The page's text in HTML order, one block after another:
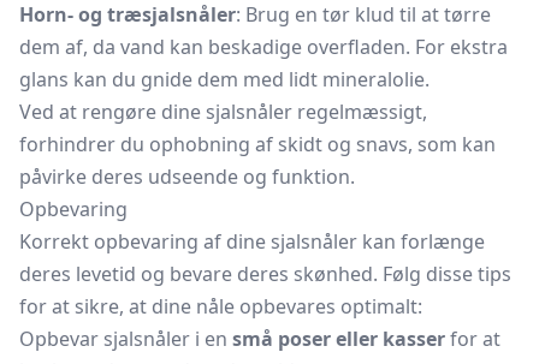
Horn- og træsjalsnåler: Brug en tør klud til at tørre
dem af, da vand kan beskadige overfladen. For ekstra
glans kan du gnide dem med lidt mineralolie.
Ved at rengøre dine sjalsnåler regelmæssigt,
forhindrer du ophobning af skidt og snavs, som kan
påvirke deres udseende og funktion.
Opbevaring
Korrekt opbevaring af dine sjalsnåler kan forlænge
deres levetid og bevare deres skønhed. Følg disse tips
for at sikre, at dine nåle opbevares optimalt:
Opbevar sjalsnåler i en små poser eller kasserfor at